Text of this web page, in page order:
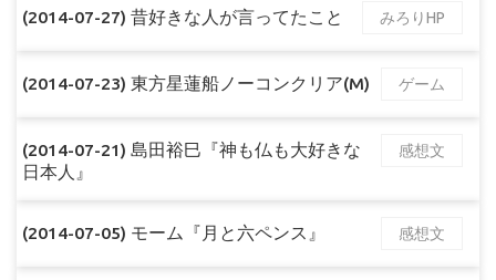
(2014-07-27) 昔好きな人が言ってたこと みろりHP
(2014-07-23) 東方星蓮船ノーコンクリア(M) ゲーム
(2014-07-21) 島田裕巳『神も仏も大好きな
日本人』
感想文
(2014-07-05) モーム『月と六ペンス』 感想文